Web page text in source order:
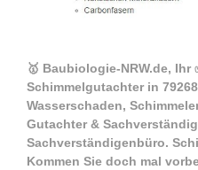
🥇 Baubiologie-NRW.de, Ihr
Schimmelgutachter in
Wasserschaden,
Gutachter &
Sachverständigenbüro.
Kommen Sie doch mal